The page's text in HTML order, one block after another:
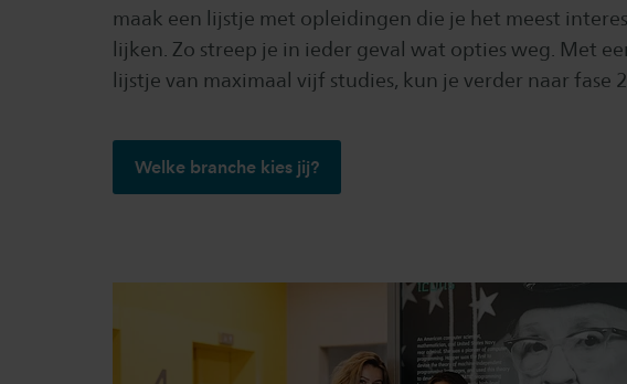
maak een lijstje met opleidingen die je het meest
lijken. Zo streep je in ieder geval wat opties weg. Met
lijstje van maximaal vijf studies, kun je verder naar fase 2.
Welke branche kies jij?